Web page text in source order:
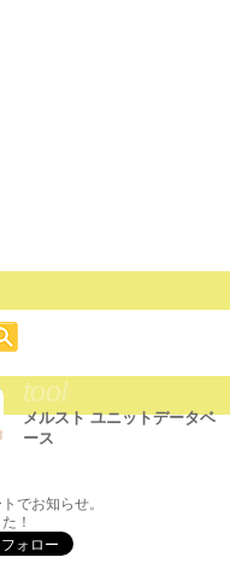
tool
メルスト ユニットデータベ
ース
でお知らせ。
！